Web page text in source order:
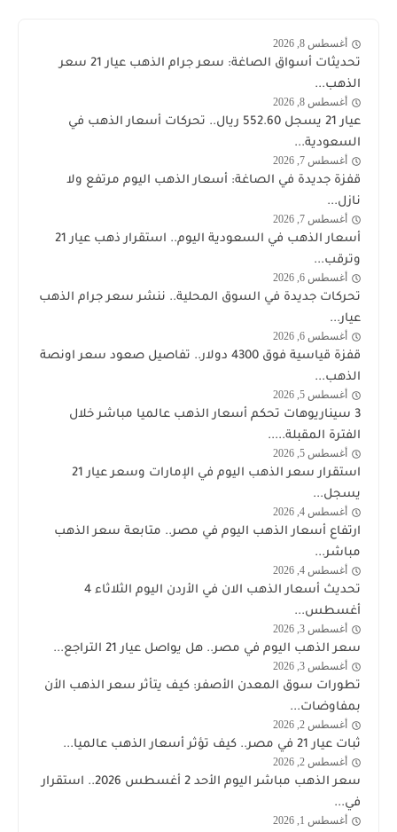
اخبار
أغسطس 8, 2026
تحديثات أسواق الصاغة: سعر جرام الذهب عيار 21 سعر
الذهب...
اخبار
أغسطس 8, 2026
عيار 21 يسجل 552.60 ريال.. تحركات أسعار الذهب في
السعودية...
اخبار
أغسطس 7, 2026
قفزة جديدة في الصاغة: أسعار الذهب اليوم مرتفع ولا
نازل...
اخبار
أغسطس 7, 2026
أسعار الذهب في السعودية اليوم.. استقرار ذهب عيار 21
وترقب...
اخبار
أغسطس 6, 2026
تحركات جديدة في السوق المحلية.. ننشر سعر جرام الذهب
عيار...
اخبار
أغسطس 6, 2026
قفزة قياسية فوق 4300 دولار.. تفاصيل صعود سعر اونصة
الذهب...
اخبار
أغسطس 5, 2026
3 سيناريوهات تحكم أسعار الذهب عالميا مباشر خلال
الفترة المقبلة.....
اخبار
أغسطس 5, 2026
استقرار سعر الذهب اليوم في الإمارات وسعر عيار 21
يسجل...
اخبار
أغسطس 4, 2026
ارتفاع أسعار الذهب اليوم في مصر.. متابعة سعر الذهب
مباشر...
اخبار
أغسطس 4, 2026
تحديث أسعار الذهب الان في الأردن اليوم الثلاثاء 4
أغسطس...
اخبار
الذهب
أغسطس 3, 2026
سعر الذهب اليوم في مصر.. هل يواصل عيار 21 التراجع...
اخبار
أغسطس 3, 2026
تطورات سوق المعدن الأصفر: كيف يتأثر سعر الذهب الأن
بمفاوضات...
الذهب
أغسطس 2, 2026
ثبات عيار 21 في مصر.. كيف تؤثر أسعار الذهب عالميا...
اخبار
أغسطس 2, 2026
سعر الذهب مباشر اليوم الأحد 2 أغسطس 2026.. استقرار
في...
أغسطس 1, 2026